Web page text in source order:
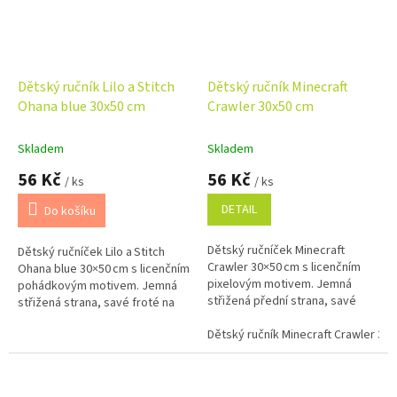
Dětský ručník Lilo a Stitch
Ohana blue 30x50 cm
Skladem
56 Kč / ks
Do košíku
Dětský ručníček Lilo a Stitch
Ohana blue 30×50 cm s licenčním
pohádkovým motivem. Jemná
střižená strana, savé froté na
Dětský ručník Minecraft
Crawler 30x50 cm
Skladem
56 Kč / ks
DETAIL
Dětský ručníček Minecraft
Crawler 30×50 cm s licenčním
pixelovým motivem. Jemná
střižená přední strana, savé
každodenní použití.
Dětský ručník Minecraft Crawler